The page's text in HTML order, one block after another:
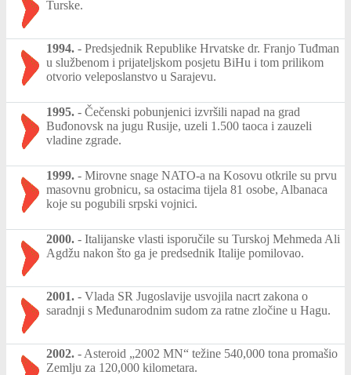
Turske.
1994. - Predsjednik Republike Hrvatske dr. Franjo Tuđman
u službenom i prijateljskom posjetu BiHu i tom prilikom
otvorio veleposlanstvo u Sarajevu.
1995. - Čečenski pobunjenici izvršili napad na grad
Buđonovsk na jugu Rusije, uzeli 1.500 taoca i zauzeli
vladine zgrade.
1999. - Mirovne snage NATO-a na Kosovu otkrile su prvu
masovnu grobnicu, sa ostacima tijela 81 osobe, Albanaca
koje su pogubili srpski vojnici.
2000. - Italijanske vlasti isporučile su Turskoj Mehmeda Ali
Agdžu nakon što ga je predsednik Italije pomilovao.
2001. - Vlada SR Jugoslavije usvojila nacrt zakona o
saradnji s Međunarodnim sudom za ratne zločine u Hagu.
2002. - Asteroid „2002 MN“ težine 540,000 tona promašio
Zemlju za 120,000 kilometara.